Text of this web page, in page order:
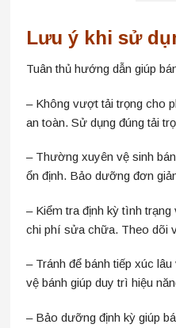
Lưu ý khi sử
Tuân thủ hướng dẫn giúp
– Không vượt tải trọng cho
an toàn. Sử dụng đúng tải
– Thường xuyên vệ sinh
ổn định. Bảo dưỡng đơn
– Kiểm tra định kỳ tình
chi phí sửa chữa. Theo dõi
– Tránh để bánh tiếp xúc
vệ bánh giúp duy trì hiệu
– Bảo dưỡng định kỳ giúp